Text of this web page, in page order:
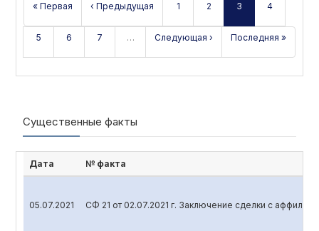
« Первая ‹ Предыдущая 1 2 3 4
5 6 7 … Следующая › Последняя »
Существенные факты
Дата № факта
05.07.2021 СФ 21 от 02.07.2021 г. Заключение сделки с